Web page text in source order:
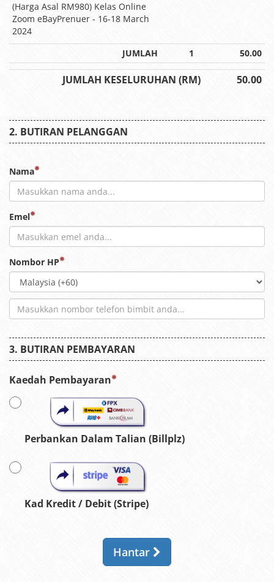
(Harga Asal RM980) Kelas Online
Zoom eBayPrenuer - 16-18 March
2024
JUMLAH 1 50.00
JUMLAH KESELURUHAN (RM) 50.00
BUTIRAN PELANGGAN
Nama
Emel
Nombor HP
BUTIRAN PEMBAYARAN
Kaedah Pembayaran
Perbankan Dalam Talian (Billplz)
Kad Kredit / Debit (Stripe)
Hantar